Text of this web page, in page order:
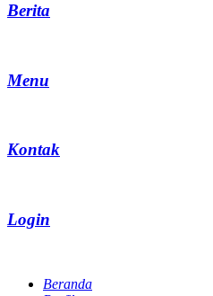
Berita
Menu
Kontak
Login
Beranda